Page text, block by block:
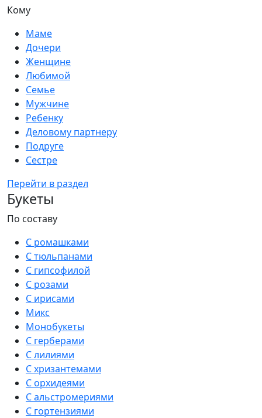
Кому
Маме
Дочери
Женщине
Любимой
Семье
Мужчине
Ребенку
Деловому партнеру
Подруге
Сестре
Перейти в раздел
Букеты
По составу
С ромашками
С тюльпанами
С гипсофилой
С розами
С ирисами
Микс
Монобукеты
С герберами
С лилиями
С хризантемами
С орхидеями
С альстромериями
С гортензиями